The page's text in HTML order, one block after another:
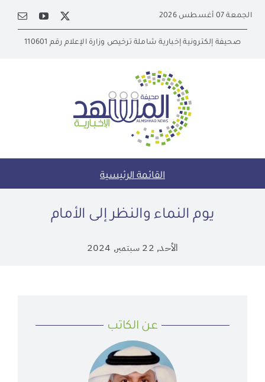
content
الجمعة 07 أغسطس 2026
صحيفة إلكترونية إخبارية شاملة ترخيص وزارة الإعلام رقم 110601
القائمة الرئيسية
يوم النماء والنظر إلى الأمام
الأحد, 22 سبتمبر, 2024
عن الكاتب